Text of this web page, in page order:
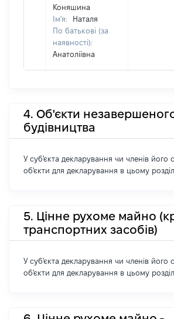
Коняшина
Ім'я:
Наталя
По батькові (за
наявності):
Анатоліївна
4. Об'єкти
будівництва
У суб'єкта декларування чи членів його
об'єкти для декларування в цьому
5. Цінне рухоме майно
транспортних засобів)
У суб'єкта декларування чи членів його
об'єкти для декларування в цьому